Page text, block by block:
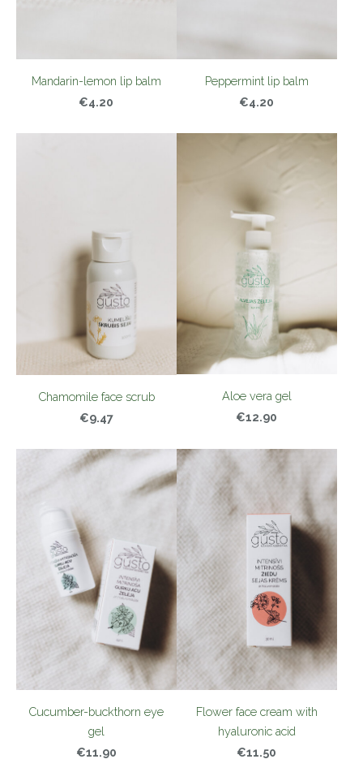
Mandarin-lemon lip balm
€4.20
Peppermint lip balm
€4.20
Chamomile face scrub
€9.47
Aloe vera gel
€12.90
Cucumber-buckthorn eye
gel
€11.90
Flower face cream with
hyaluronic acid
€11.50